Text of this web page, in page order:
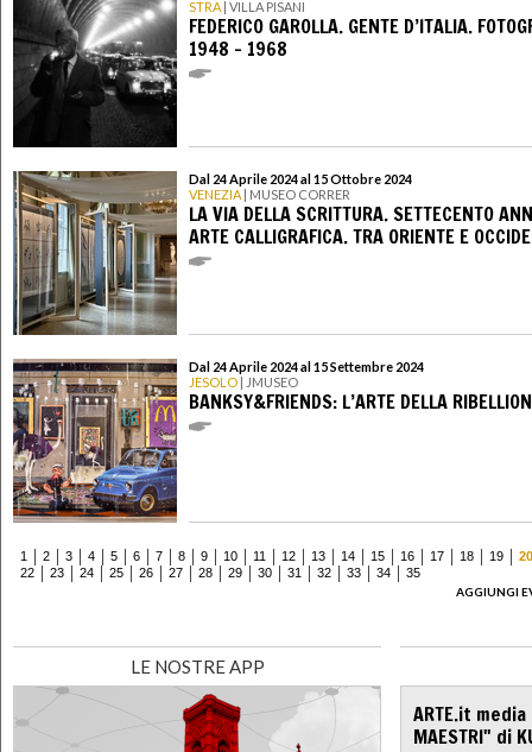
STRA | VILLA PISANI
FEDERICO GAROLLA. GENTE D’ITALIA.
1948 – 1968
Dal 24 Aprile 2024 al 15 Ottobre 2024
VENEZIA | MUSEO CORRER
LA VIA DELLA SCRITTURA. SETTECENTO
ARTE CALLIGRAFICA. TRA ORIENTE E
Dal 24 Aprile 2024 al 15 Settembre 2024
JESOLO | JMUSEO
BANKSY&FRIENDS: L’ARTE DELLA
1 2 3 4 5 6 7 8 9 10 11 12 13 14 15 16 17 18 19
20
22
23 24 25 26 27 28 29 30 31 32 33 34
35
AGGIUNGI
LE NOSTRE APP
ARTE.it
MAESTRI" di